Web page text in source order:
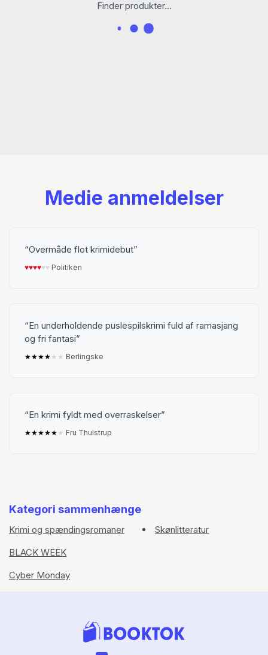
Finder produkter...
Medie anmeldelser
Overmåde flot krimidebut
♥︎♥︎♥︎♥︎♥︎♥︎ Politiken
En underholdende puslespilskrimi fuld af ramasjang
og fri fantasi
★★★★ ★ ★ Berlingske
En krimi fyldt med overraskelser
★★★★★ ★ Fru Thulstrup
Kategori sammenhænge
Krimi og spændingsromaner
Skønlitteratur
BLACK WEEK
Cyber Monday